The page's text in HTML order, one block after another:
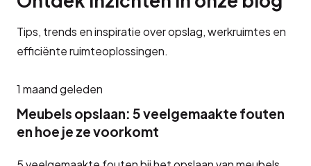
Tips, trends en inspiratie over opslag, werkruimtes en
efficiënte ruimteoplossingen.
1 maand geleden
Meubels opslaan: 5 veelgemaakte fouten
en hoe je ze voorkomt